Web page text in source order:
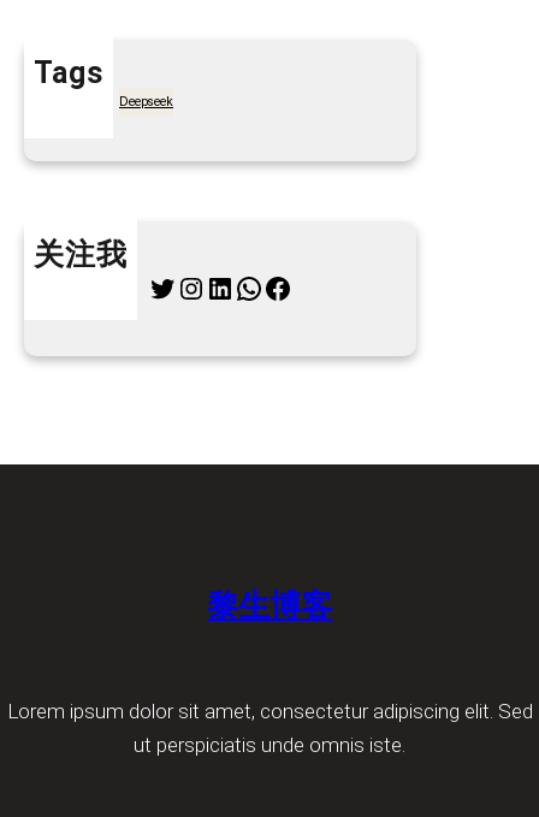
Tags
Deepseek
关注我
Twitter Instagram LinkedIn WhatsApp Facebook
黎生博客
Lorem ipsum dolor sit amet, consectetur adipiscing elit. Sed
ut perspiciatis unde omnis iste.